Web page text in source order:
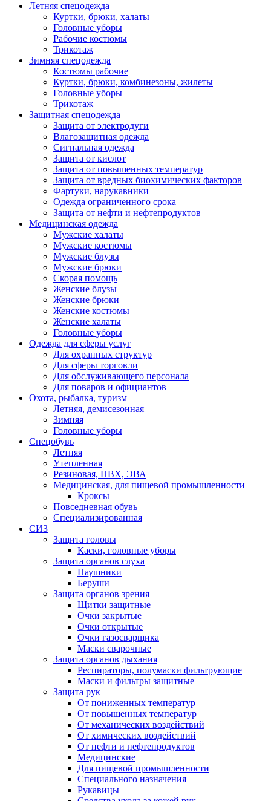
Летняя спецодежда
Куртки, брюки, халаты
Головные уборы
Рабочие костюмы
Трикотаж
Зимняя спецодежда
Костюмы рабочие
Куртки, брюки, комбинезоны, жилеты
Головные уборы
Трикотаж
Защитная спецодежда
Защита от электродуги
Влагозащитная одежда
Сигнальная одежда
Защита от кислот
Защита от повышенных температур
Защита от вредных биохимических факторов
Фартуки, нарукавники
Одежда ограниченного срока
Защита от нефти и нефтепродуктов
Медицинская одежда
Мужские халаты
Мужские костюмы
Мужские блузы
Мужские брюки
Скорая помощь
Женские блузы
Женские брюки
Женские костюмы
Женские халаты
Головные уборы
Одежда для сферы услуг
Для охранных структур
Для сферы торговли
Для обслуживающего персонала
Для поваров и официантов
Охота, рыбалка, туризм
Летняя, демисезонная
Зимняя
Головные уборы
Спецобувь
Летняя
Утепленная
Резиновая, ПВХ, ЭВА
Медицинская, для пищевой промышленности
Кроксы
Повседневная обувь
Специализированная
СИЗ
Защита головы
Каски, головные уборы
Защита органов слуха
Наушники
Беруши
Защита органов зрения
Щитки защитные
Очки закрытые
Очки открытые
Очки газосварщика
Маски сварочные
Защита органов дыхания
Респираторы, полумаски фильтрующие
Маски и фильтры защитные
Защита рук
От пониженных температур
От повышенных температур
От механических воздействий
От химических воздействий
От нефти и нефтепродуктов
Медицинские
Для пищевой промышленности
Специального назначения
Рукавицы